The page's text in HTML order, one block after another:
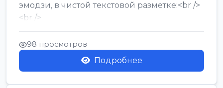
эмодзи, в чистой текстовой разметке:<br />
<br />
Работа в Нетании на мебельном
производстве: требу...
98 просмотров
Подробнее